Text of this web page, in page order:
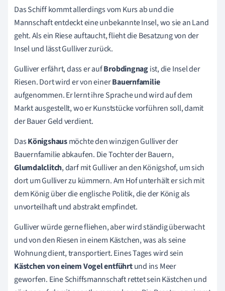
Das Schiff kommt allerdings vom Kurs ab und die
Mannschaft entdeckt eine unbekannte Insel, wo sie an Land
geht. Als ein Riese auftaucht, flieht die Besatzung von der
Insel und lässt Gulliver zurück.
Gulliver erfährt, dass er aufBrobdingnagist, die Insel der
Riesen. Dort wird er von einerBauernfamilie
aufgenommen. Er lernt ihre Sprache und wird auf dem
Markt ausgestellt, wo er Kunststücke vorführen soll, damit
der Bauer Geld verdient.
DasKönigshausmöchte den winzigen Gulliver der
Bauernfamilie abkaufen. Die Tochter der Bauern,
Glumdalclitch, darf mit Gulliver an den Königshof, um sich
dort um Gulliver zu kümmern. Am Hof unterhält er sich mit
dem König über die englische Politik, die der König als
unvorteilhaft und abstrakt empfindet.
Gulliver würde gerne fliehen, aber wird ständig überwacht
und von den Riesen in einem Kästchen, was als seine
Wohnung dient, transportiert. Eines Tages wird sein
Kästchen von einem Vogel entführtund ins Meer
geworfen. Eine Schiffsmannschaft rettet sein Kästchen und